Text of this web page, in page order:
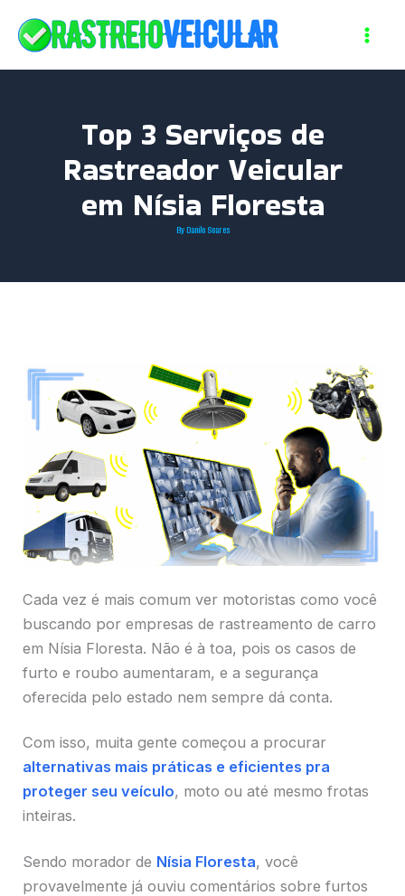
Top 3 Serviços de
Rastreador Veicular
em Nísia Floresta
ByDanilo Soares
Cada vez é mais comum ver motoristas como você
buscando por empresas de rastreamento de carro
em Nísia Floresta. Não é à toa, pois os casos de
furto e roubo aumentaram, e a segurança
oferecida pelo estado nem sempre dá conta.
Com isso, muita gente começou a procurar
alternativas mais práticas e eficientes pra
proteger seu veículo, moto ou até mesmo frotas
inteiras.
Sendo morador de Nísia Floresta, você
provavelmente já ouviu comentários sobre furtos